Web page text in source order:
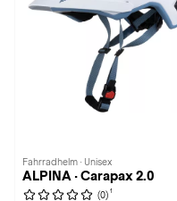
Fahrradhelm · Unisex
ALPINA · Carapax 2.0
(0) 1